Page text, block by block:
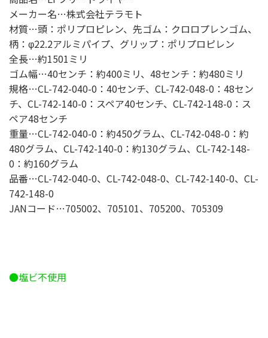
メーカー名…株式会社テラモト
材質…頭：ポリプロピレン、先ゴム：クロロプレンゴム、
柄：φ22.2アルミパイプ、グリップ：ポリプロピレン
全長…約1501ミリ
ゴム幅…40センチ：約400ミリ、48センチ：約480ミリ
規格…CL-742-040-0：40センチ、CL-742-048-0：48セン
チ、CL-742-140-0：スペア40センチ、CL-742-148-0：ス
ペア48センチ
重量…CL-742-040-0：約450グラム、CL-742-048-0：約
480グラム、CL-742-140-0：約130グラム、CL-742-148-
0：約160グラム
品番…CL-742-040-0、CL-742-048-0、CL-742-140-0、CL-
742-148-0
JANコード…705002、705101、705200、705309
●塩ビ不使用